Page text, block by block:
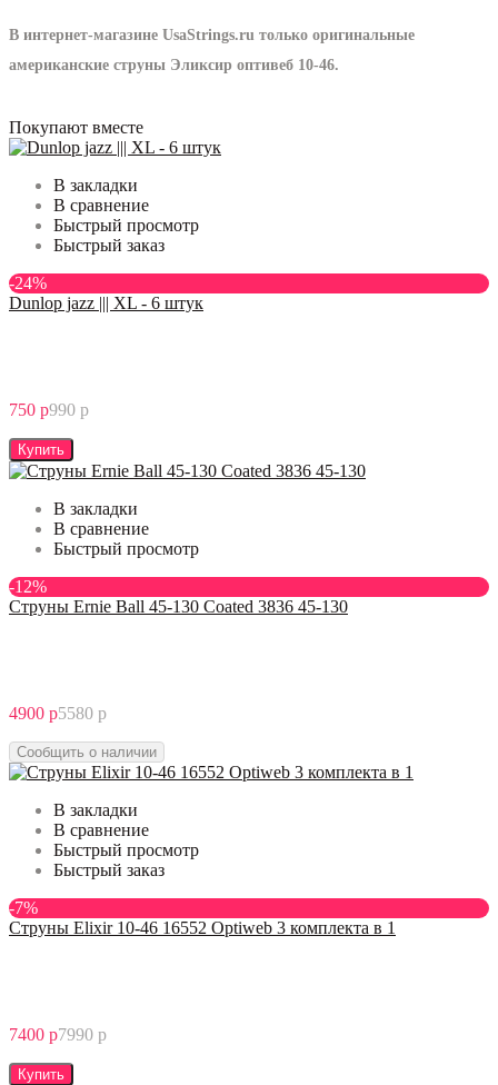
В интернет-магазине UsaStrings.ru только оригинальные
американские струны Эликсир оптивеб 10-46.
Покупают вместе
В закладки
В сравнение
Быстрый просмотр
Быстрый заказ
-24%
Dunlop jazz ||| XL - 6 штук
750 р990 р
Купить
В закладки
В сравнение
Быстрый просмотр
-12%
Струны Ernie Ball 45-130 Coated 3836 45-130
4900 р5580 р
Сообщить о наличии
В закладки
В сравнение
Быстрый просмотр
Быстрый заказ
-7%
Струны Elixir 10-46 16552 Optiweb 3 комплекта в 1
7400 р7990 р
Купить